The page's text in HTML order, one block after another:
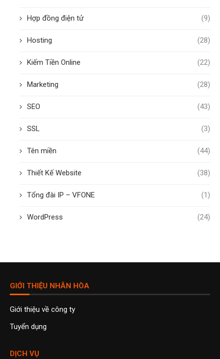
Hợp đồng điện tử (9)
Hosting (28)
Kiếm Tiền Online (22)
Marketing (28)
SEO (43)
SSL (3)
Tên miền (44)
Thiết Kế Website (38)
Tổng đài IP – VFONE (1)
WordPress (24)
GIỚI THIỆU NHÂN HÒA
Giới thiệu về công ty
Tuyển dụng
DỊCH VỤ